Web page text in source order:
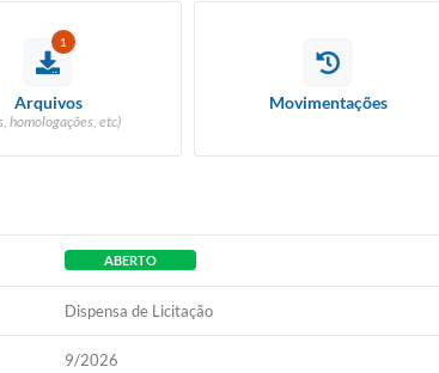
1
Arquivos
homologações, etc)
Movimentações
ABERTO
Dispensa de Licitação
9/2026